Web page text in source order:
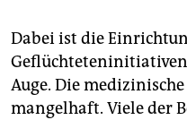
Dabei ist die
Auge. Die
mangelhaft. Viele der